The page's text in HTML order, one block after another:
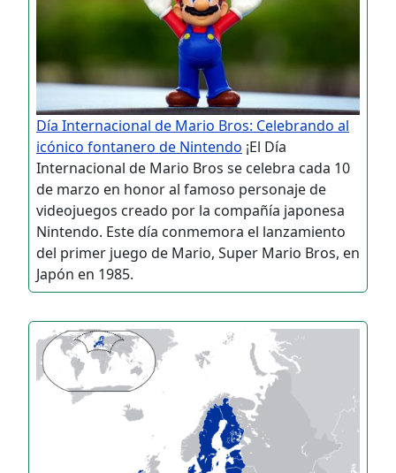
Día Internacional de Mario Bros: Celebrando al
icónico fontanero de Nintendo ¡El Día
Internacional de Mario Bros se celebra cada 10
de marzo en honor al famoso personaje de
videojuegos creado por la compañía japonesa
Nintendo. Este día conmemora el lanzamiento
del primer juego de Mario, Super Mario Bros, en
Japón en 1985.